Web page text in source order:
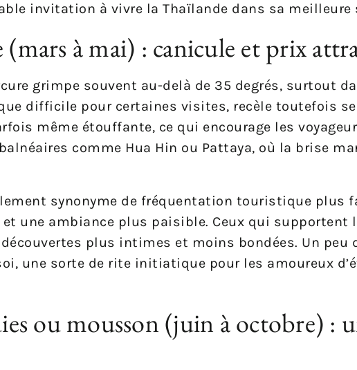
invitation à vivre la Thaïlande dans sa meilleure
(mars à mai) : canicule et prix
grimpe souvent au-delà de 35 degrés, surtout
difficile pour certaines visites, recèle toutefois
même étouffante, ce qui encourage les
comme Hua Hin ou Pattaya, où la brise
synonyme de fréquentation touristique plus
et une ambiance plus paisible. Ceux qui supportent
plus intimes et moins bondées. Un peu
une sorte de rite initiatique pour les amoureux
ou mousson (juin à octobre) :